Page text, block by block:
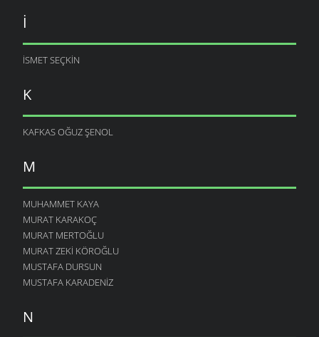
I
ISMET SEÇKIN
K
KAFKAS OĞUZ ŞENOL
M
MUHAMMET KAYA
MURAT KARAKOÇ
MURAT MERTOĞLU
MURAT ZEKI KÖROĞLU
MUSTAFA DURSUN
MUSTAFA KARADENIZ
N